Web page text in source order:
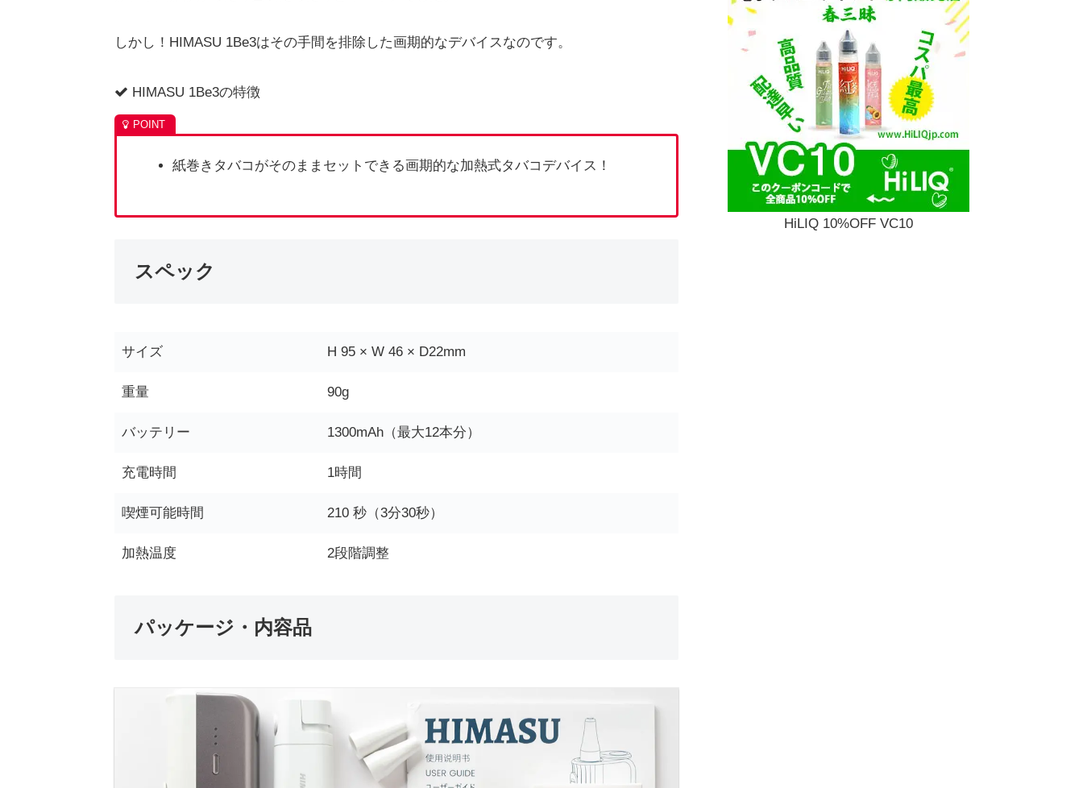
しかし！HIMASU 1Be3はその手間を排除した画期的なデバイスなのです。
HIMASU 1Be3の特徴
紙巻きタバコがそのままセットできる画期的な加熱式タバコデバイス！
スペック
サイズ H 95 × W 46 × D22mm
重量 90g
バッテリー 1300mAh（最大12本分）
充電時間 1時間
喫煙可能時間 210 秒（3分30秒）
加熱温度 2段階調整
パッケージ・内容品
HiLIQ 10%OFF VC10